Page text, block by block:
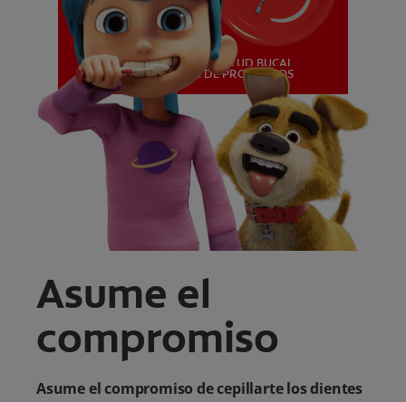
CHEQUEO DE SALUD BUCAL
CORRESPONDENCIA DE PRODUCTOS
PARA PROFESIONALES
MISIÓN
CHEQUEO DE SALUD BUCAL
CORRESPONDENCIA DE PRODUCTOS
Asume el
compromiso
Asume el compromiso de cepillarte los dientes